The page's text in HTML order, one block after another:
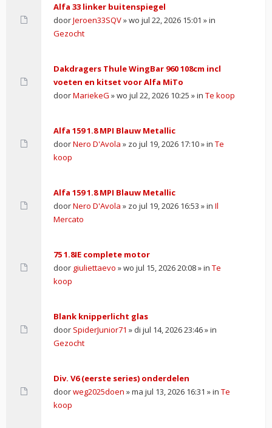
Alfa 33 linker buitenspiegel
doorJeroen33SQV» wo jul 22, 2026 15:01 » in
Gezocht
Dakdragers Thule WingBar 960 108cm incl
voeten en kitset voor Alfa MiTo
doorMariekeG » wo jul 22, 2026 10:25 » in Te koop
Alfa 159 1.8 MPI Blauw Metallic
doorNero D'Avola » zo jul 19, 2026 17:10 » in Te
koop
Alfa 159 1.8 MPI Blauw Metallic
doorNero D'Avola » zo jul 19, 2026 16:53 » in Il
Mercato
75 1.8IE complete motor
door giuliettaevo » wo jul 15, 2026 20:08 » in Te
koop
Blank knipperlicht glas
door SpiderJunior71 » di jul 14, 2026 23:46 » in
Gezocht
Div. V6 (eerste series) onderdelen
doorweg2025doen » ma jul 13, 2026 16:31 » in Te
koop